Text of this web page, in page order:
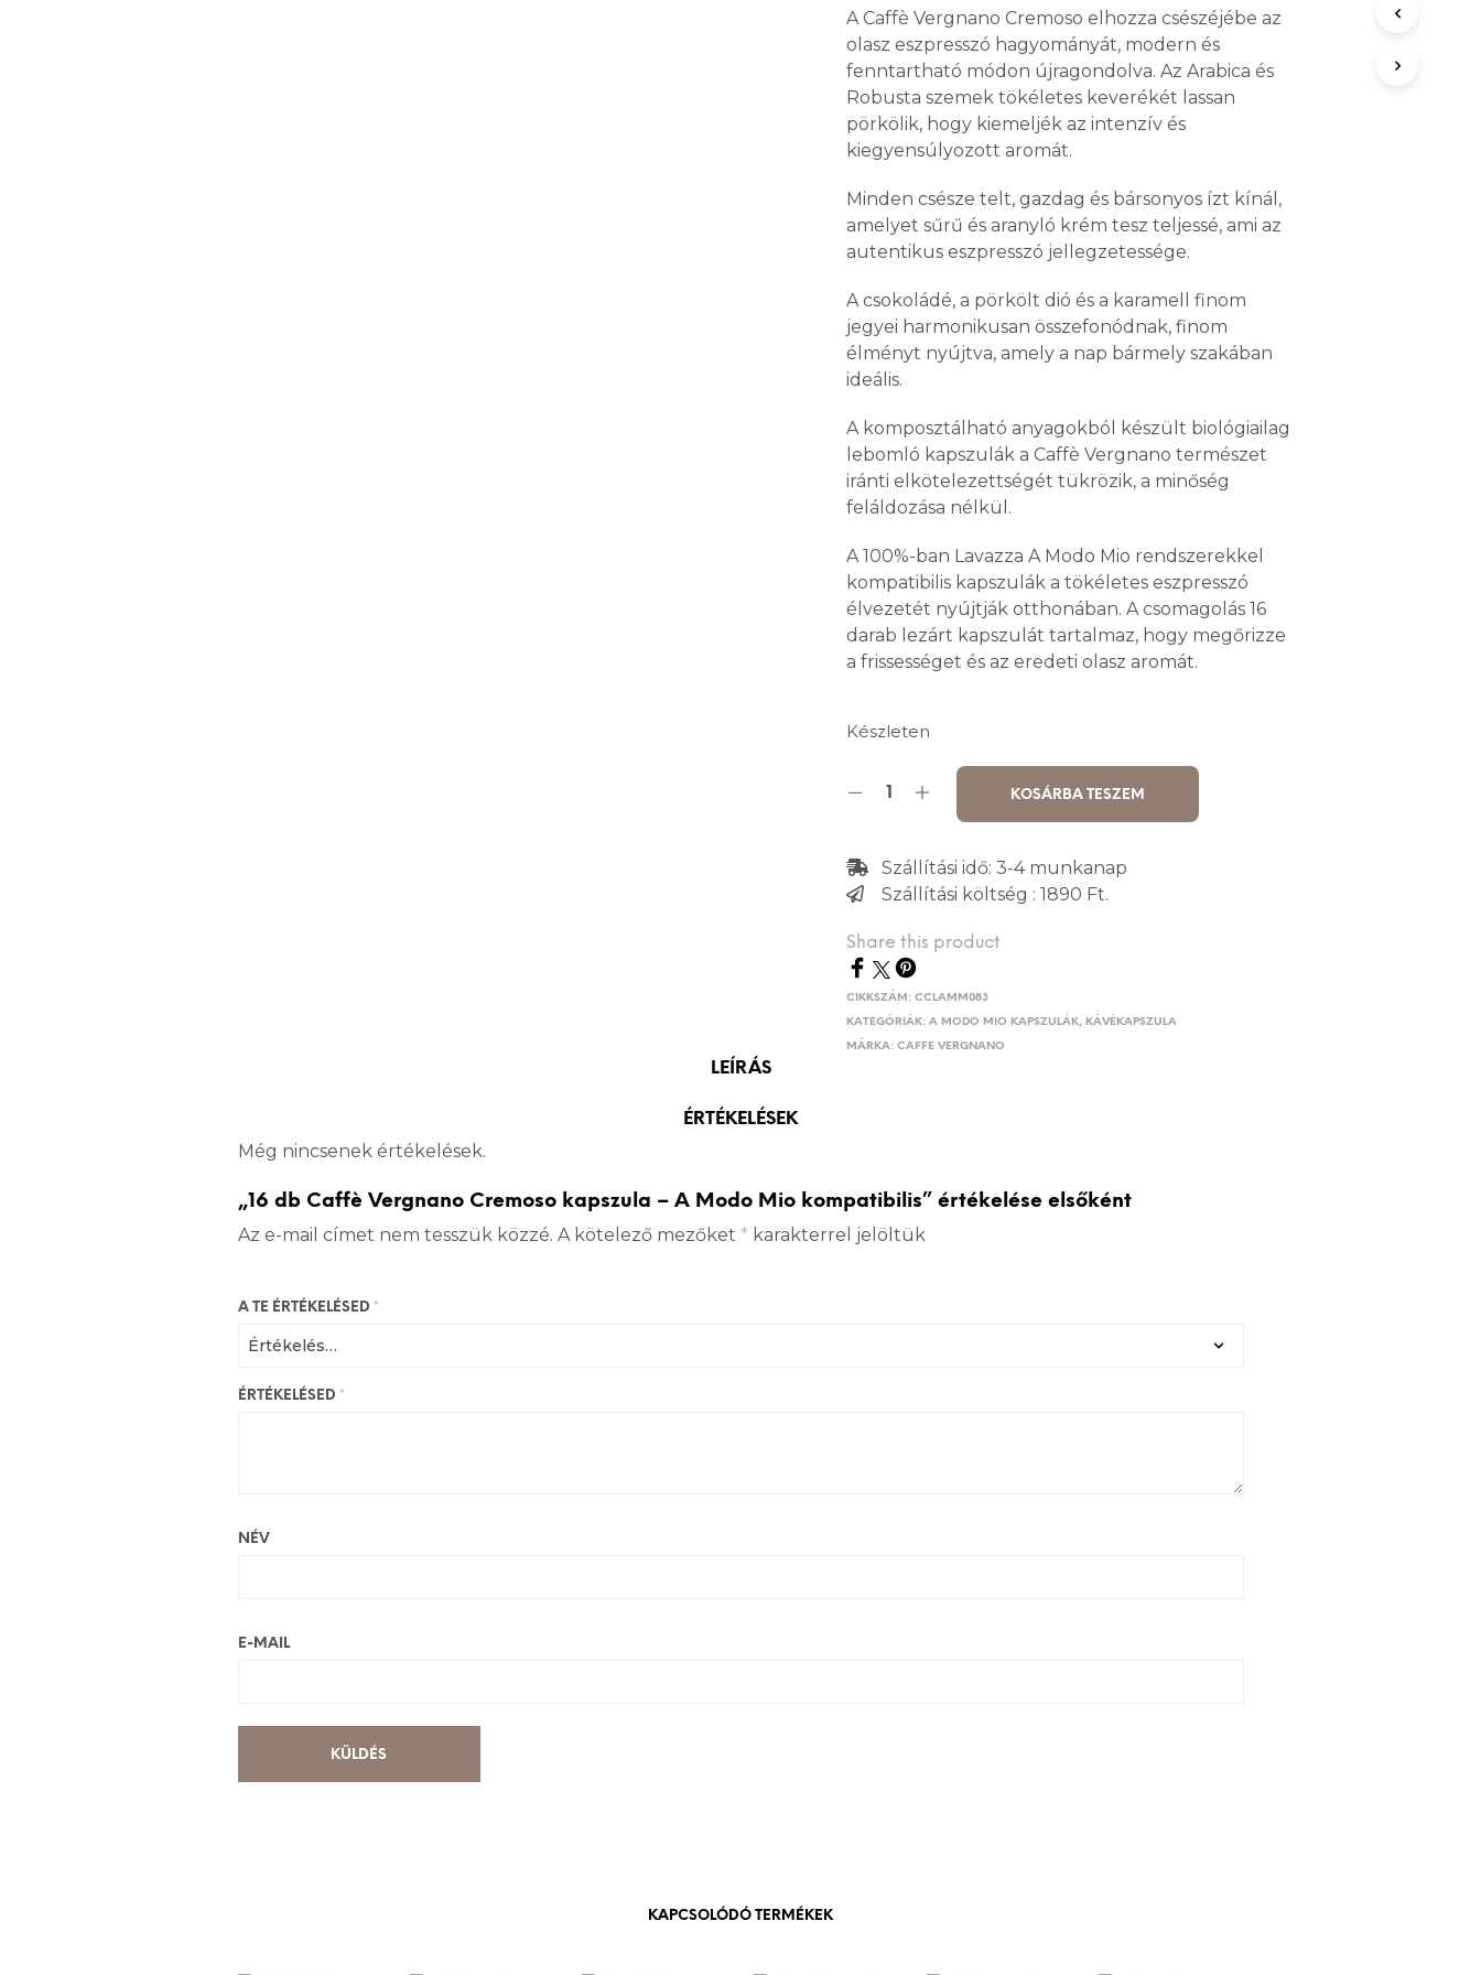
was:
2,590.00 Ft.
is:
1,990.00 Ft.
A Caffè Vergnano Cremoso elhozza csészéjébe az
olasz eszpresszó hagyományát, modern és
fenntartható módon újragondolva. Az Arabica és
Robusta szemek tökéletes keverékét lassan
pörkölik, hogy kiemeljék az intenzív és
kiegyensúlyozott aromát.
Minden csésze telt, gazdag és bársonyos ízt kínál,
amelyet sűrű és aranyló krém tesz teljessé, ami az
autentikus eszpresszó jellegzetessége.
A csokoládé, a pörkölt dió és a karamell finom
jegyei harmonikusan összefonódnak, finom
élményt nyújtva, amely a nap bármely szakában
ideális.
A komposztálható anyagokból készült biológiailag
lebomló kapszulák a Caffè Vergnano természet
iránti elkötelezettségét tükrözik, a minőség
feláldozása nélkül.
A 100%-ban Lavazza A Modo Mio rendszerekkel
kompatibilis kapszulák a tökéletes eszpresszó
élvezetét nyújtják otthonában. A csomagolás 16
darab lezárt kapszulát tartalmaz, hogy megőrizze
a frissességet és az eredeti olasz aromát.
Készleten
KOSÁRBA TESZEM
Szállítási idő: 3-4 munkanap
Szállítási költség : 1890 Ft.
Share this product
CIKKSZÁM:CCLAMM083
KATEGÓRIÁK:A MODO MIO KAPSZULÁK, KÁVÉKAPSZULA
MÁRKA:CAFFE VERGNANO
LEÍRÁS
ÉRTÉKELÉSEK
Még nincsenek értékelések.
„16 db Caffè Vergnano Cremoso kapszula – A Modo Mio kompatibilis” értékelése elsőként
Az e-mail címet nem tesszük közzé. A kötelező mezőket * karakterrel jelöltük
A TE ÉRTÉKELÉSED *
ÉRTÉKELÉSED *
NÉV
E-MAIL
KAPCSOLÓDÓ TERMÉKEK